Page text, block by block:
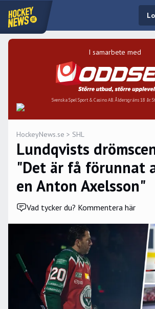
I samarbete med
Svenska Spel Sport & Casino AB. Åldersgräns 18 år.
HockeyNews.se > SHL
Lundqvists
"Det är få förunnat
en Anton Axelsson"
Vad tycker du? Kommentera här